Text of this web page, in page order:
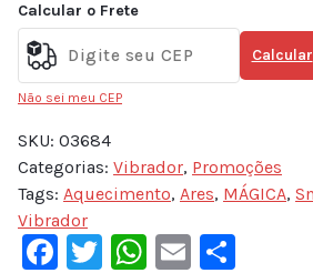
Calcular o Frete
Calcular
Não sei meu CEP
SKU: 03684
Categorias: Vibrador, Promoções
Tags: Aquecimento, Ares, MÁGICA,
Vibrador
Facebook
Twitter
WhatsApp
Email